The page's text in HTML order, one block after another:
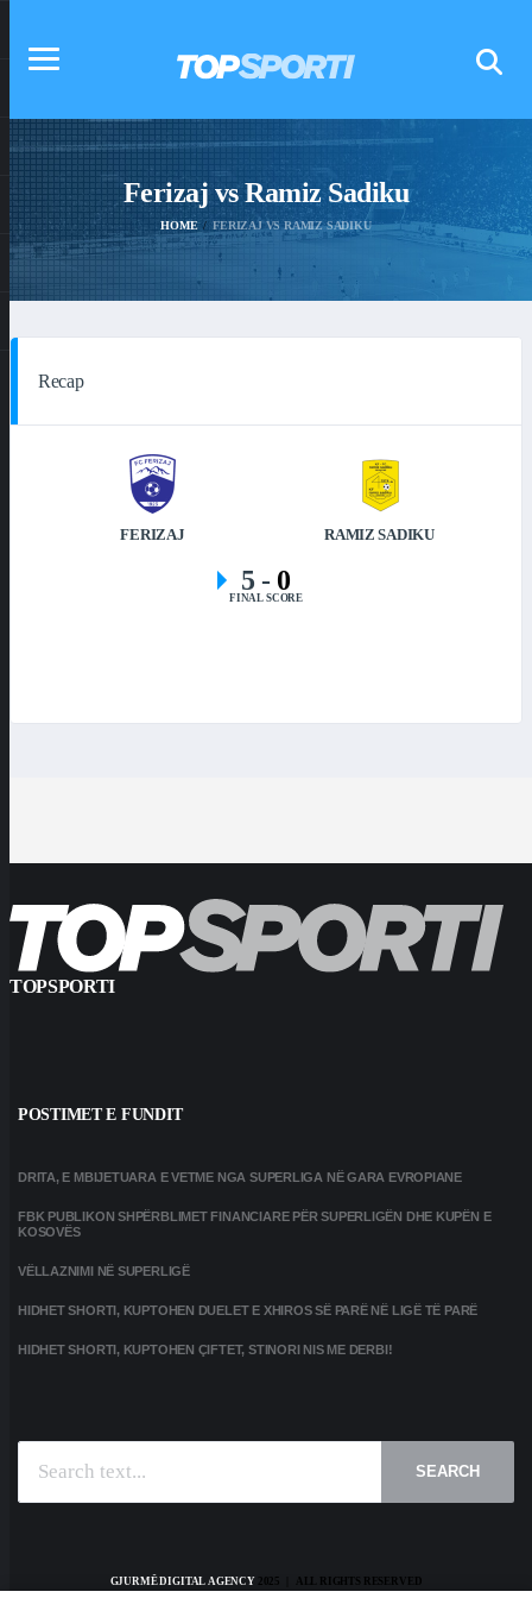
Ferizaj vs Ramiz Sadiku
HOME FERIZAJ VS RAMIZ SADIKU
Recap
FERIZAJ RAMIZ SADIKU
5- 0
FINAL SCORE
TOPSPORTI
POSTIMET E FUNDIT
DRITA, E MBIJETUARA E VETME NGA SUPERLIGA NË GARA EVROPIANE
FBK PUBLIKON SHPËRBLIMET FINANCIARE PËR SUPERLIGËN DHE KUPËN E
KOSOVËS
VËLLAZNIMI NË SUPERLIGË
HIDHET SHORTI, KUPTOHEN DUELET E XHIROS SË PARË NË LIGË TË PARË
HIDHET SHORTI, KUPTOHEN ÇIFTET, STINORI NIS ME DERBI!
SEARCH
GJURMË DIGITAL AGENCY2025 | ALL RIGHTS RESERVED